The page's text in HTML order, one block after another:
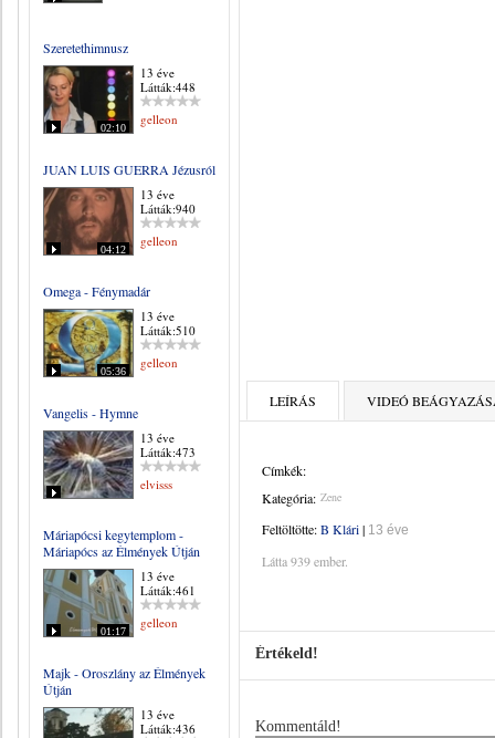
Szeretethimnusz
02:10
13 éve
Látták:448
gelleon
JUAN LUIS GUERRA Jézusról
04:12
13 éve
Látták:940
gelleon
Omega - Fénymadár
05:36
13 éve
Látták:510
gelleon
Vangelis - Hymne
13 éve
Látták:473
elvisss
Máriapócsi kegytemplom -
Máriapócs az Élmények Útján
01:17
13 éve
Látták:461
gelleon
Majk - Oroszlány az Élmények
Útján
13 éve
Látták:436
LEÍRÁS VIDEÓ
Címkék:
Kategória: Zene
Feltöltötte:B Klári| 13 éve
Látta 939 ember.
Értékeld!
Kommentáld!